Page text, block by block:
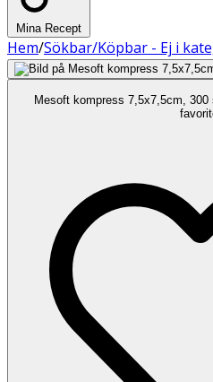
Mina Recept
Hem/Sökbar/Köpbar - Ej i
Mesoft kompress 7,5x7,5cm, 300 styck har tagits bort från mina